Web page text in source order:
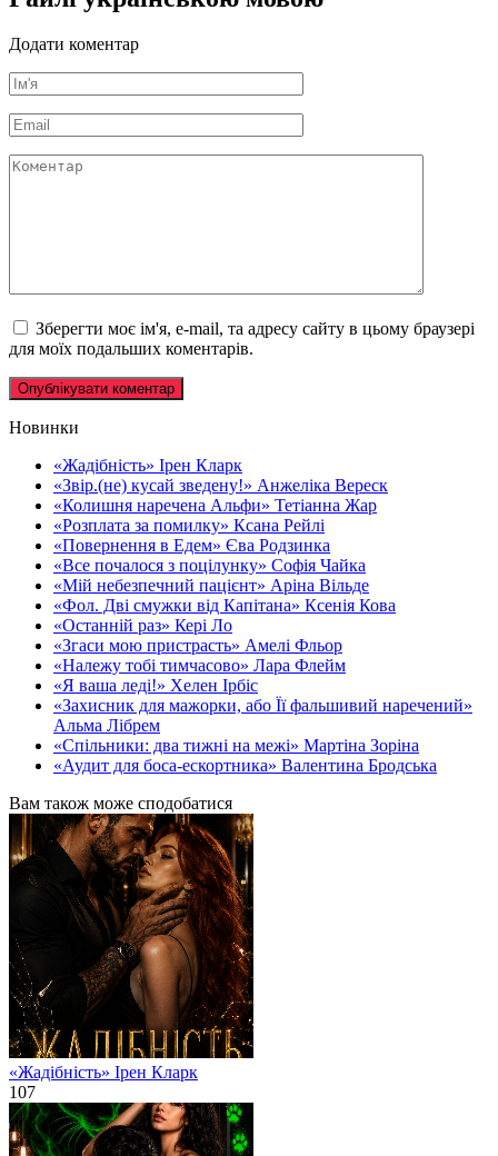
Додати коментар
Ім'я
*
Email
*
Коментар
Зберегти моє ім'я, e-mail, та адресу сайту в цьому браузері
для моїх подальших коментарів.
Новинки
«Жадібність» Ірен Кларк
«Звір.(не) кусай зведену!» Анжеліка Вереск
«Колишня наречена Альфи» Тетіанна Жар
«Розплата за помилку» Ксана Рейлі
«Повернення в Едем» Єва Родзинка
«Все почалося з поцілунку» Софія Чайка
«Мій небезпечний пацієнт» Аріна Вільде
«Фол. Дві смужки від Капітана» Ксенія Кова
«Останній раз» Кері Ло
«Згаси мою пристрасть» Амелі Фльор
«Належу тобі тимчасово» Лара Флейм
«Я ваша леді!» Хелен Ірбіс
«Захисник для мажорки, або Її фальшивий наречений»
Альма Лібрем
«Спільники: два тижні на межі» Мартіна Зоріна
«Аудит для боса-ескортника» Валентина Бродська
Вам також може сподобатися
«Жадібність» Ірен Кларк
107